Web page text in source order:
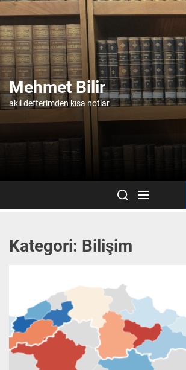
Skip
the
content
Mehmet Bilir
akıl defterimden kısa notlar
Kategori: Bilişim